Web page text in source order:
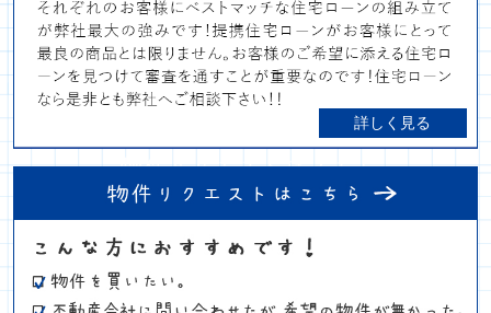
詳しく見る